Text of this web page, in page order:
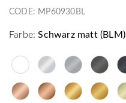
CODE: MP60930BL
Farbe: Schwarz matt (BLM)